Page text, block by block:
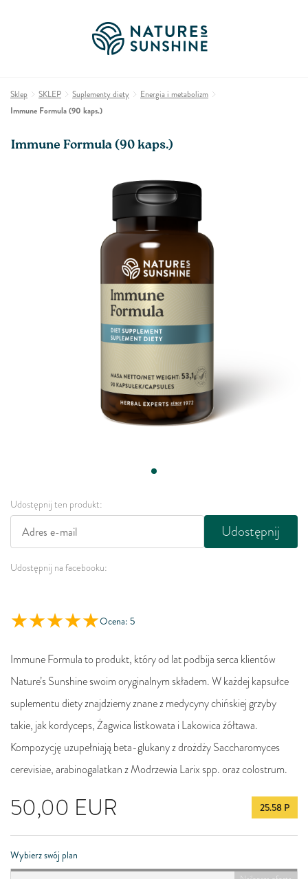
Sklep SKLEP Suplementy diety
Energia i metabolizm
Immune Formula (90 kaps.)
Immune Formula (90 kaps.)
Udostępnij ten produkt:
Udostępnij
Udostępnij na facebooku:
Ocena: 5
50,00 EUR 25.58 P
Immune Formula to produkt, który od lat podbija serca klientów
Nature’s Sunshine swoim oryginalnym składem. W każdej kapsułce
suplementu diety znajdziemy znane z medycyny chińskiej grzyby
takie, jak kordyceps, Żagwica listkowata i Lakowica żółtawa.
Kompozycję uzupełniają beta-glukany z drożdży Saccharomyces
cerevisiae, arabinogalatkan z Modrzewia Larix spp. oraz colostrum.
Wybierz swój plan